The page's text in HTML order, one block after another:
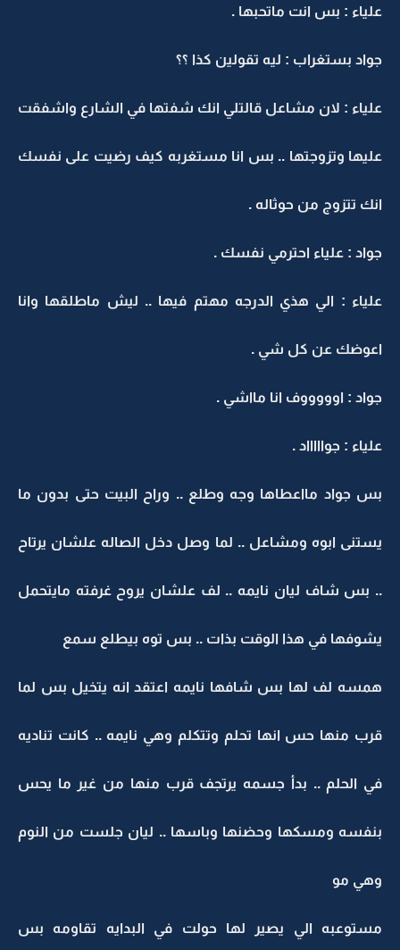
علياء : بس انت ماتحبها .
جواد بستغراب : ليه تقولين كذا ؟؟
علياء : لان مشاعل قالتلي انك شفتها في الشارع واشفقت
عليها وتزوجتها .. بس انا مستغربه كيف رضيت على نفسك
انك تتزوج من حوثاله .
جواد : علياء احترمي نفسك .
علياء : الي هذي الدرجه مهتم فيها .. ليش ماطلقها وانا
اعوضك عن كل شي .
جواد : اوووووف انا مااشي .
علياء : جواااااد .
بس جواد مااعطاها وجه وطلع .. وراح البيت حتى بدون ما
يستنى ابوه ومشاعل .. لما وصل دخل الصاله علشان يرتاح
.. بس شاف ليان نايمه .. لف علشان يروح غرفته مايتحمل
يشوفها في هذا الوقت بذات .. بس توه بيطلع سمع
همسه لف لها بس شافها نايمه اعتقد انه يتخيل بس لما
قرب منها حس انها تحلم وتتكلم وهي نايمه .. كانت تناديه
في الحلم .. بدأ جسمه يرتجف قرب منها من غير ما يحس
بنفسه ومسكها وحضنها وباسها .. ليان جلست من النوم
وهي مو
مستوعبه الي يصير لها حولت في البدايه تقاومه بس